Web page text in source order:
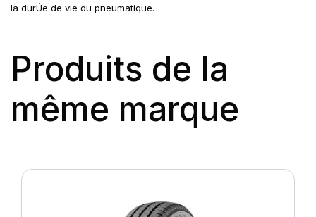
la durÚe de vie du pneumatique.
Produits de la
même marque